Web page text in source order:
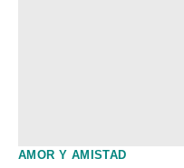
AMOR Y AMISTAD